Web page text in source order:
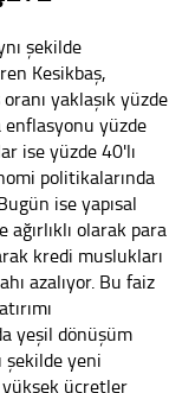
şekilde
Kesikbaş,
yaklaşık yüzde
enflasyonu yüzde
ise yüzde 40'lı
politikalarında
ise yapısal
olarak para
kredi muslukları
azalıyor. Bu faiz
yeşil dönüşüm
şekilde yeni
ücretler